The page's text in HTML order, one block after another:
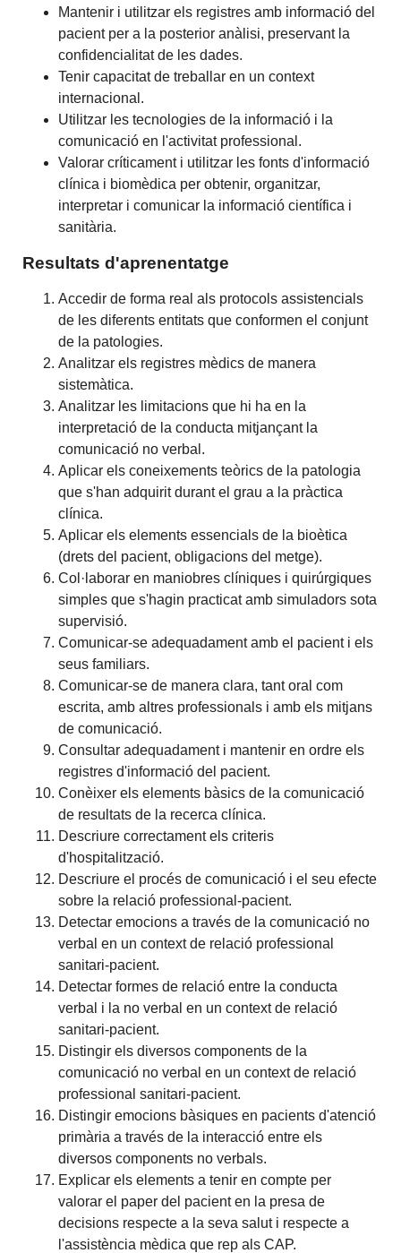
Mantenir i utilitzar els registres amb informació del
pacient per a la posterior anàlisi, preservant la
confidencialitat de les dades.
Tenir capacitat de treballar en un context
internacional.
Utilitzar les tecnologies de la informació i la
comunicació en l'activitat professional.
Valorar críticament i utilitzar les fonts d'informació
clínica i biomèdica per obtenir, organitzar,
interpretar i comunicar la informació científica i
sanitària.
Resultats d'aprenentatge
Accedir de forma real als protocols assistencials
de les diferents entitats que conformen el conjunt
de la patologies.
Analitzar els registres mèdics de manera
sistemàtica.
Analitzar les limitacions que hi ha en la
interpretació de la conducta mitjançant la
comunicació no verbal.
Aplicar els coneixements teòrics de la patologia
que s'han adquirit durant el grau a la pràctica
clínica.
Aplicar els elements essencials de la bioètica
(drets del pacient, obligacions del metge).
Col·laborar en maniobres clíniques i quirúrgiques
simples que s'hagin practicat amb simuladors sota
supervisió.
Comunicar-se adequadament amb el pacient i els
seus familiars.
Comunicar-se de manera clara, tant oral com
escrita, amb altres professionals i amb els mitjans
de comunicació.
Consultar adequadament i mantenir en ordre els
registres d'informació del pacient.
Conèixer els elements bàsics de la comunicació
de resultats de la recerca clínica.
Descriure correctament els criteris
d'hospitalització.
Descriure el procés de comunicació i el seu efecte
sobre la relació professional-pacient.
Detectar emocions a través de la comunicació no
verbal en un context de relació professional
sanitari-pacient.
Detectar formes de relació entre la conducta
verbal i la no verbal en un context de relació
sanitari-pacient.
Distingir els diversos components de la
comunicació no verbal en un context de relació
professional sanitari-pacient.
Distingir emocions bàsiques en pacients d'atenció
primària a través de la interacció entre els
diversos components no verbals.
Explicar els elements a tenir en compte per
valorar el paper del pacient en la presa de
decisions respecte a la seva salut i respecte a
l'assistència mèdica que rep als CAP.